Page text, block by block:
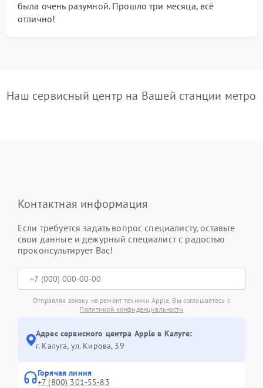
была очень разумной. Прошло три месяца, всё
отлично!
Наш сервисный центр на Вашей станции метро
Контактная информация
Если требуется задать вопрос специалисту, оставьте
свои данные и дежурный специалист с радостью
проконсультирует Вас!
Отправляя заявку на ремонт техники Apple, Вы соглашаетесь с
Политикой конфиденциальности
Адрес сервисного центра Apple в Калуге:
г. Калуга, ул. Кирова, 39
Горячая линия
+7 (800) 301-55-83